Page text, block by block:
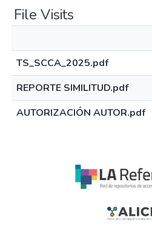
File Visits
TS_SCCA_2025.pdf
REPORTE SIMILITUD.pdf
AUTORIZACIÓN AUTOR.pdf